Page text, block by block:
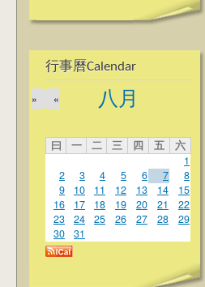
行事曆Calendar
八月
«
»
曰 一 二 三 四 五
六
1
2
3 4 5 6 7
8
9
10 11 12 13 14
15
16
17 18 19 20 21
22
23
24 25 26 27 28
29
30
31